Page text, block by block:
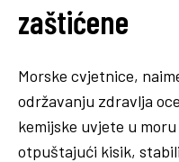
zaštićene
Morske cvjetnice,
održavanju zdravlja
kemijske uvjete u
otpuštajući kisik,